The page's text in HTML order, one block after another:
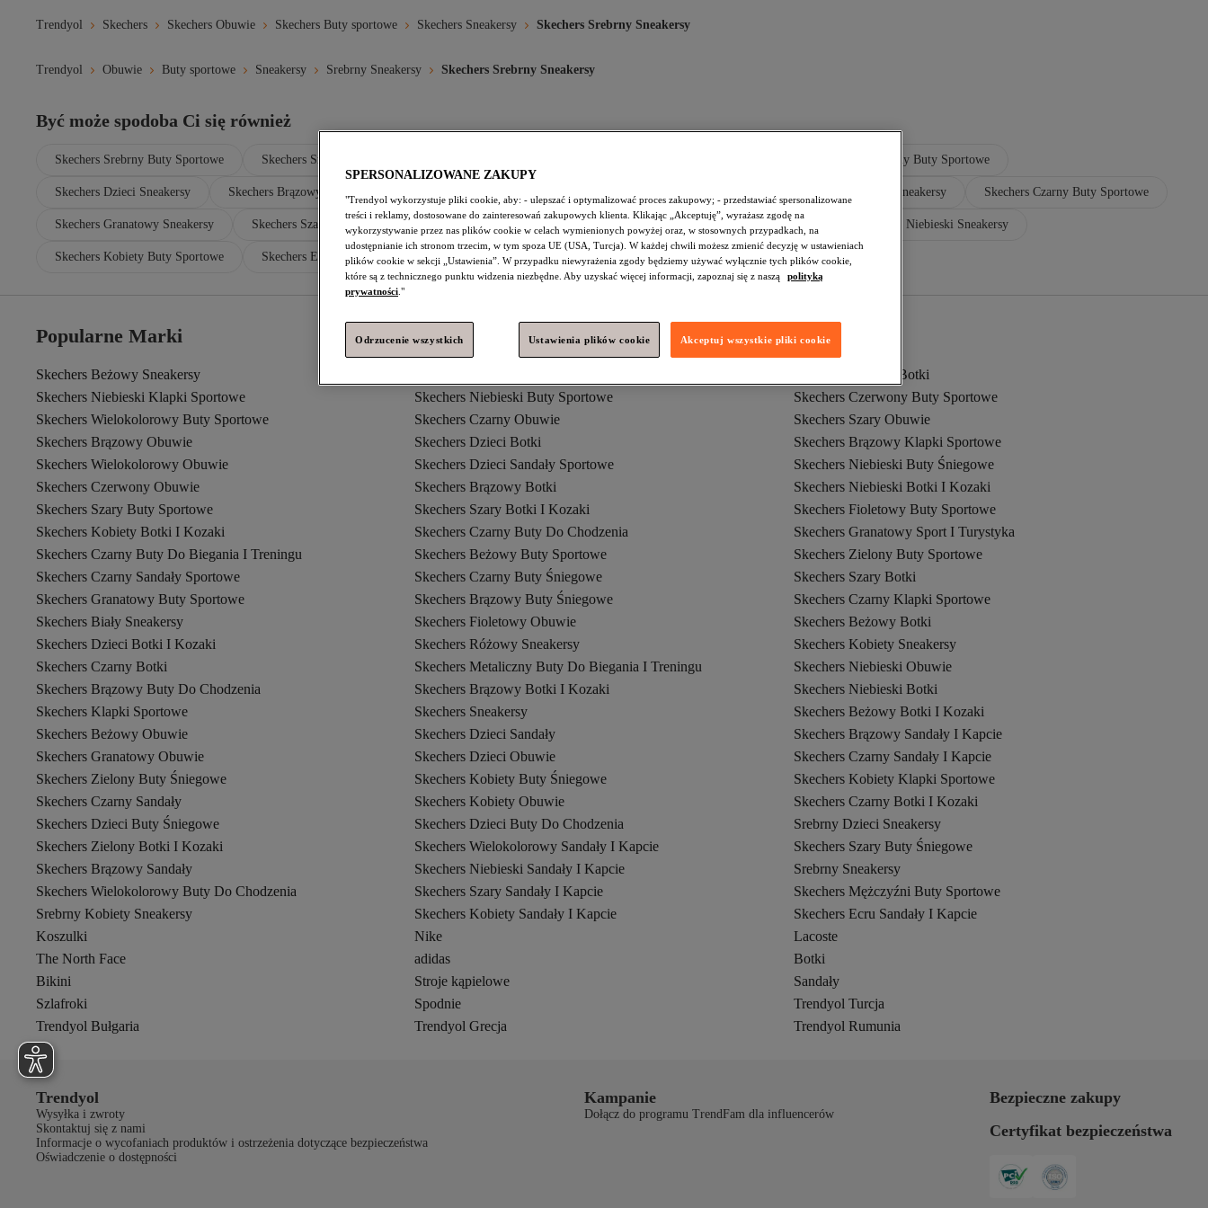
Trendyol Skechers Skechers Obuwie Skechers Buty sportowe Skechers Sneakersy Skechers Srebrny Sneakersy
Trendyol Obuwie Buty sportowe Sneakersy Srebrny Sneakersy Skechers Srebrny Sneakersy
Być może spodoba Ci się również
Skechers Srebrny Buty Sportowe Skechers Srebrny Obuwie Skechers Metaliczny Buty Sportowe
Skechers Dzieci Sneakersy Skechers Brązowy Sneakersy Skechers Fioletowy Sneakersy Skechers Czarny Buty Sportowe
Skechers Granatowy Sneakersy Skechers Szary Sneakersy Skechers Wielokolorowy Sneakersy Skechers Czarny Sport I Turystyka Skechers Niebieski Sneakersy
Skechers Kobiety Buty Sportowe Skechers Ecru Sneakersy Skechers Mężczyźni Sneakersy Skechers Brązowy Buty Sportowe
Popularne Marki
Skechers Beżowy Sneakersy
Skechers Kobiety Botki
Skechers Niebieski Klapki Sportowe
Skechers Niebieski Buty Sportowe
Skechers Czerwony Buty Sportowe
Skechers Wielokolorowy Buty Sportowe
Skechers Czarny Obuwie
Skechers Szary Obuwie
Skechers Brązowy Obuwie
Skechers Dzieci Botki
Skechers Brązowy Klapki Sportowe
Skechers Wielokolorowy Obuwie
Skechers Dzieci Sandały Sportowe
Skechers Niebieski Buty Śniegowe
Skechers Czerwony Obuwie
Skechers Brązowy Botki
Skechers Niebieski Botki I Kozaki
Skechers Szary Buty Sportowe
Skechers Szary Botki I Kozaki
Skechers Fioletowy Buty Sportowe
Skechers Kobiety Botki I Kozaki
Skechers Czarny Buty Do Chodzenia
Skechers Granatowy Sport I Turystyka
Skechers Czarny Buty Do Biegania I Treningu
Skechers Beżowy Buty Sportowe
Skechers Zielony Buty Sportowe
Skechers Czarny Sandały Sportowe
Skechers Czarny Buty Śniegowe
Skechers Szary Botki
Skechers Granatowy Buty Sportowe
Skechers Brązowy Buty Śniegowe
Skechers Czarny Klapki Sportowe
Skechers Biały Sneakersy
Skechers Fioletowy Obuwie
Skechers Beżowy Botki
Skechers Dzieci Botki I Kozaki
Skechers Różowy Sneakersy
Skechers Kobiety Sneakersy
Skechers Czarny Botki
Skechers Metaliczny Buty Do Biegania I Treningu
Skechers Niebieski Obuwie
Skechers Brązowy Buty Do Chodzenia
Skechers Brązowy Botki I Kozaki
Skechers Niebieski Botki
Skechers Klapki Sportowe
Skechers Sneakersy
Skechers Beżowy Botki I Kozaki
Skechers Beżowy Obuwie
Skechers Dzieci Sandały
Skechers Brązowy Sandały I Kapcie
Skechers Granatowy Obuwie
Skechers Dzieci Obuwie
Skechers Czarny Sandały I Kapcie
Skechers Zielony Buty Śniegowe
Skechers Kobiety Buty Śniegowe
Skechers Kobiety Klapki Sportowe
Skechers Czarny Sandały
Skechers Kobiety Obuwie
Skechers Czarny Botki I Kozaki
Skechers Dzieci Buty Śniegowe
Skechers Dzieci Buty Do Chodzenia
Srebrny Dzieci Sneakersy
Skechers Zielony Botki I Kozaki
Skechers Wielokolorowy Sandały I Kapcie
Skechers Szary Buty Śniegowe
Skechers Brązowy Sandały
Skechers Niebieski Sandały I Kapcie
Srebrny Sneakersy
Skechers Wielokolorowy Buty Do Chodzenia
Skechers Szary Sandały I Kapcie
Skechers Mężczyźni Buty Sportowe
Srebrny Kobiety Sneakersy
Skechers Kobiety Sandały I Kapcie
Skechers Ecru Sandały I Kapcie
Koszulki
Nike
Lacoste
The North Face
adidas
Botki
Bikini
Stroje kąpielowe
Sandały
Szlafroki
Spodnie
Trendyol Turcja
Trendyol Bułgaria
Trendyol Grecja Trendyol Rumunia
Trendyol
Wysyłka i zwroty
Skontaktuj się z nami
Informacje o wycofaniach produktów i ostrzeżenia dotyczące bezpieczeństwa
Oświadczenie o dostępności
Kampanie
Dołącz do programu TrendFam dla influencerów
Bezpieczne zakupy
Certyfikat bezpieczeństwa
SPERSONALIZOWANE ZAKUPY
"Trendyol wykorzystuje pliki cookie, aby: - ulepszać i optymalizować proces zakupowy; - przedstawiać spersonalizowane
treści i reklamy, dostosowane do zainteresowań zakupowych klienta. Klikając „Akceptuję”, wyrażasz zgodę na
wykorzystywanie przez nas plików cookie w celach wymienionych powyżej oraz, w stosownych przypadkach, na
udostępnianie ich stronom trzecim, w tym spoza UE (USA, Turcja). W każdej chwili możesz zmienić decyzję w ustawieniach
plików cookie w sekcji „Ustawienia”. W przypadku niewyrażenia zgody będziemy używać wyłącznie tych plików cookie,
które są z technicznego punktu widzenia niezbędne. Aby uzyskać więcej informacji, zapoznaj się z naszą
polityką
prywatności ."
Odrzucenie wszystkich Ustawienia plików cookie Akceptuj wszystkie pliki cookie